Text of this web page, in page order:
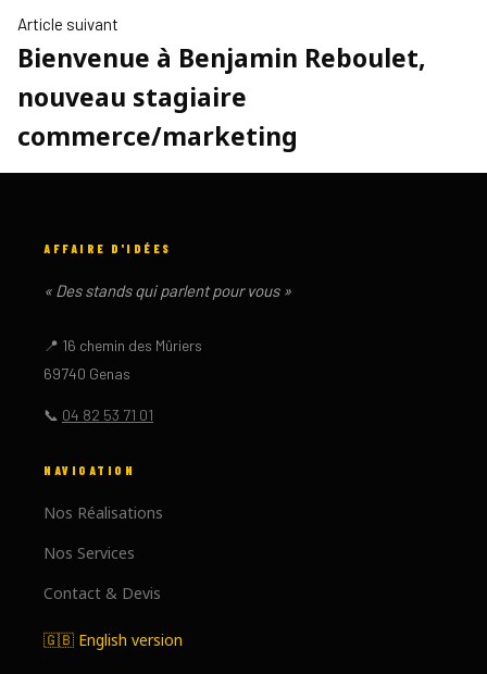
Article suivant
suivant
Bienvenue à Benjamin Reboulet,
nouveau stagiaire
commerce/marketing
AFFAIRE D'IDÉES
« Des stands qui parlent pour vous »
📍 16 chemin des Mûriers
69740 Genas
📞 04 82 53 71 01
NAVIGATION
Nos Réalisations
Nos Services
Contact & Devis
🇬🇧 English version